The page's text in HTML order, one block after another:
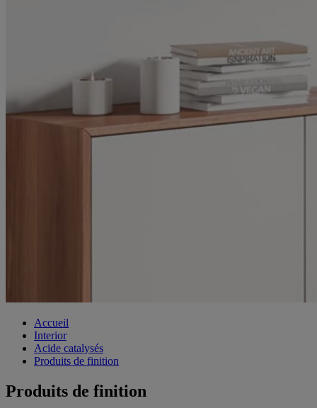
Accueil
Interior
Acide catalysés
Produits de finition
Produits de finition